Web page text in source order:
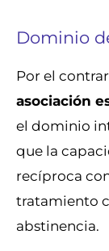
Dominio
Por el
asociación
el dominio
que la
recíproca
tratamiento
abstinencia.